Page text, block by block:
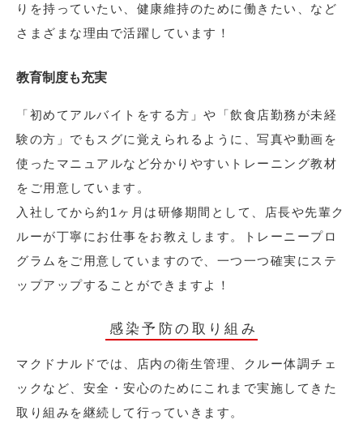
りを持っていたい、健康維持のために働きたい、など
さまざまな理由で活躍しています！
教育制度も充実
「初めてアルバイトをする方」や「飲食店勤務が未経
験の方」でもスグに覚えられるように、写真や動画を
使ったマニュアルなど分かりやすいトレーニング教材
をご用意しています。
入社してから約1ヶ月は研修期間として、店長や先輩ク
ルーが丁寧にお仕事をお教えします。トレーニープロ
グラムをご用意していますので、一つ一つ確実にステ
ップアップすることができますよ！
感染予防の取り組み
マクドナルドでは、店内の衛生管理、クルー体調チェ
ックなど、安全・安心のためにこれまで実施してきた
取り組みを継続して行っていきます。